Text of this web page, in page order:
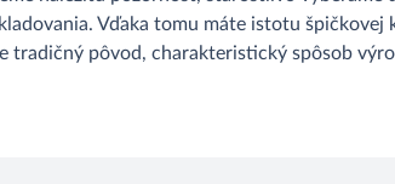
Vďaka tomu máte istotu špičkovej
tradičný pôvod, charakteristický spôsob